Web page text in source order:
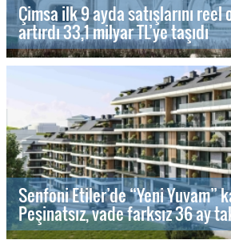
Çimsa ilk 9 ayda satışlarını
artırdı 33,1 milyar TL’ye taşıdı
Senfoni Etiler’de “Yeni Yuvam”
Peşinatsız, vade farksız 36 ay